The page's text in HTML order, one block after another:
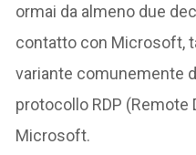
ormai da almeno due
contatto con Microsoft,
variante comunemente
protocollo RDP
Microsoft.